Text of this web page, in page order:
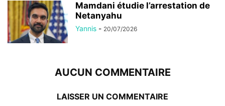
Mamdani étudie l’arrestation de
Netanyahu
Yannis - 20/07/2026
AUCUN COMMENTAIRE
LAISSER UN COMMENTAIRE